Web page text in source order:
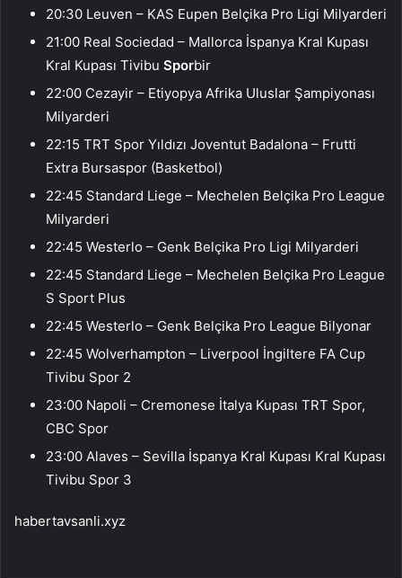
20:30 Leuven – KAS Eupen Belçika Pro Ligi Milyarderi
21:00 Real Sociedad – Mallorca İspanya Kral Kupası
Kral Kupası Tivibu Sporbir
22:00 Cezayir – Etiyopya Afrika Uluslar Şampiyonası
Milyarderi
22:15 TRT Spor Yıldızı Joventut Badalona – Frutti
Extra Bursaspor (Basketbol)
22:45 Standard Liege – Mechelen Belçika Pro League
Milyarderi
22:45 Westerlo – Genk Belçika Pro Ligi Milyarderi
22:45 Standard Liege – Mechelen Belçika Pro League
S Sport Plus
22:45 Westerlo – Genk Belçika Pro League Bilyonar
22:45 Wolverhampton – Liverpool İngiltere FA Cup
Tivibu Spor 2
23:00 Napoli – Cremonese İtalya Kupası TRT Spor,
CBC Spor
23:00 Alaves – Sevilla İspanya Kral Kupası Kral Kupası
Tivibu Spor 3
habertavsanli.xyz